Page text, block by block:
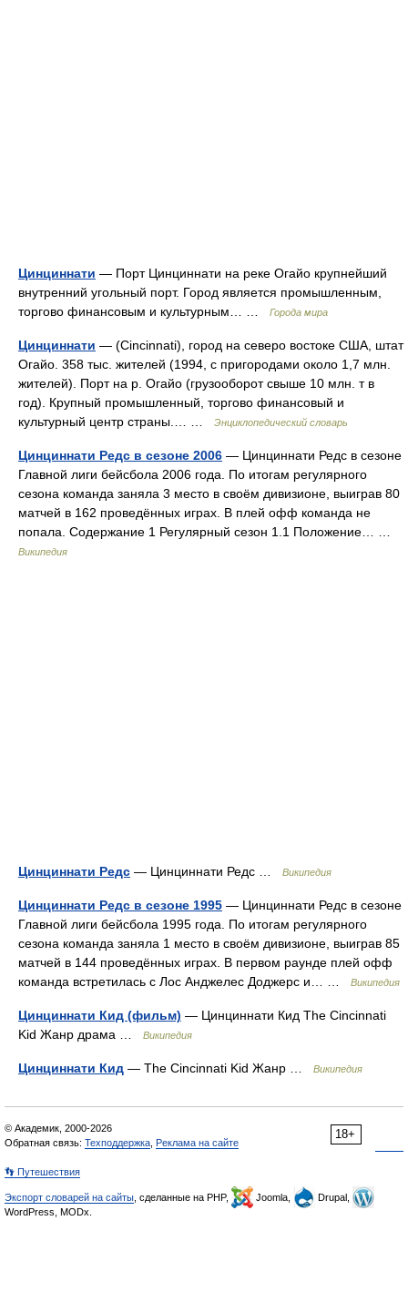
Цинциннати — Порт Цинциннати на реке Огайо крупнейший
внутренний угольный порт. Город является промышленным,
торгово финансовым и культурным… …
Города мира
Цинциннати — (Cincinnati), город на северо востоке США, штат
Огайо. 358 тыс. жителей (1994, с пригородами около 1,7 млн.
жителей). Порт на р. Огайо (грузооборот свыше 10 млн. т в
год). Крупный промышленный, торгово финансовый и
культурный центр страны.… …
Энциклопедический словарь
Цинциннати Редс в сезоне 2006 — Цинциннати Редс в сезоне
Главной лиги бейсбола 2006 года. По итогам регулярного
сезона команда заняла 3 место в своём дивизионе, выиграв 80
матчей в 162 проведённых играх. В плей офф команда не
попала. Содержание 1 Регулярный сезон 1.1 Положение… …
Википедия
Цинциннати Редс — Цинциннати Редс … Википедия
Цинциннати Редс в сезоне 1995 — Цинциннати Редс в сезоне
Главной лиги бейсбола 1995 года. По итогам регулярного
сезона команда заняла 1 место в своём дивизионе, выиграв 85
матчей в 144 проведённых играх. В первом раунде плей офф
команда встретилась с Лос Анджелес Доджерс и… …
Википедия
Цинциннати Кид (фильм) — Цинциннати Кид The Cincinnati
Kid Жанр драма …
Википедия
Цинциннати Кид — The Cincinnati Kid Жанр … Википедия
18+
© Академик, 2000-2026
Обратная связь: Техподдержка Реклама на сайте
👣 Путешествия
Экспорт словарей на сайты , сделанные на PHP, Joomla,
Drupal,
WordPress, MODx.